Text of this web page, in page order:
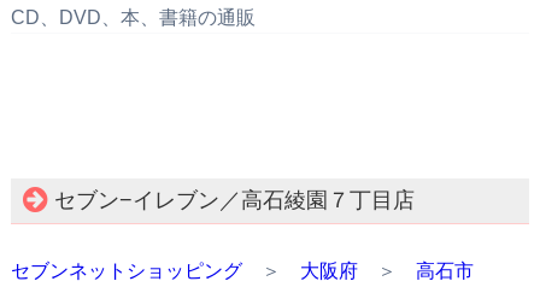
CD、DVD、本、書籍の通販
セブン−イレブン／高石綾園７丁目店
セブンネットショッピング＞ 大阪府＞ 高石市